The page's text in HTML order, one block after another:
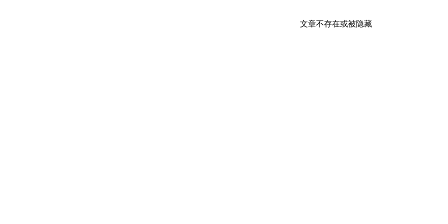
文章不存在或被隐藏